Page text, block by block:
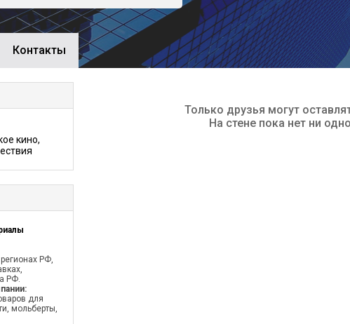
Контакты
кино,
РФ,
РФ.
для
мольберты,
Только друзья могут
На стене пока нет ни